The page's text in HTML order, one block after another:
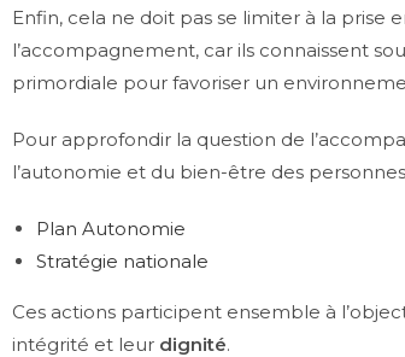
Enfin, cela ne doit pas se limiter à la
l’accompagnement, car ils connaissent
primordiale pour favoriser un
Pour approfondir la question de
l’autonomie et du bien-être des
Plan Autonomie
Stratégie nationale
Ces actions participent ensemble à
intégrité et leur dignité.